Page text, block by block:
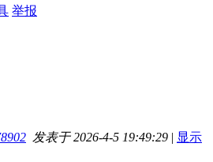
举报
发表于 2026-4-5 19:49:29 | 显示